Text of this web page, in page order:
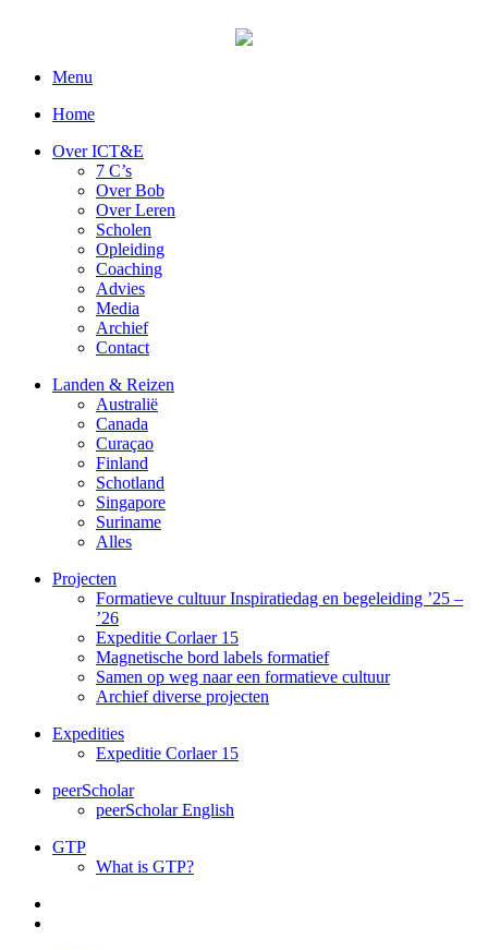
Menu
Home
Over ICT&E
7 C’s
Over Bob
Over Leren
Scholen
Opleiding
Coaching
Advies
Media
Archief
Contact
Landen & Reizen
Australië
Canada
Curaçao
Finland
Schotland
Singapore
Suriname
Alles
Projecten
Formatieve cultuur Inspiratiedag en begeleiding ’25 –
’26
Expeditie Corlaer 15
Magnetische bord labels formatief
Samen op weg naar een formatieve cultuur
Archief diverse projecten
Expedities
Expeditie Corlaer 15
peerScholar
peerScholar English
GTP
What is GTP?